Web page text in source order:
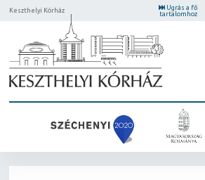
Keszthelyi Kórház
Ugrás a fő
tartalomhoz